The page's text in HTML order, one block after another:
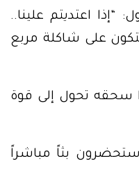
“إذا اعتديتم علينا..
على شاكلة مربع
سحقه تحول إلى قوة
ستحضرون بثاً مباشراً